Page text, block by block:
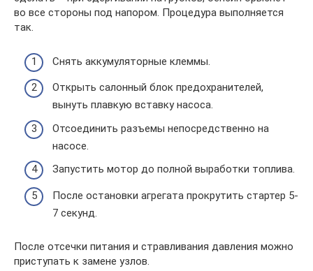
во все стороны под напором. Процедура выполняется
так.
Снять аккумуляторные клеммы.
Открыть салонный блок предохранителей,
вынуть плавкую вставку насоса.
Отсоединить разъемы непосредственно на
насосе.
Запустить мотор до полной выработки топлива.
После остановки агрегата прокрутить стартер 5-
7 секунд.
После отсечки питания и стравливания давления можно
приступать к замене узлов.